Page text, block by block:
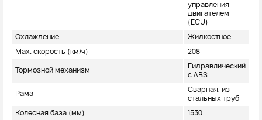
управления
двигателем
(ECU)
Охлаждение Жидкостное
Max. скорость (км/ч) 208
Тормозной механизм
Гидравлический
с ABS
Рама
Сварная, из
стальных труб
Колесная база (мм) 1530